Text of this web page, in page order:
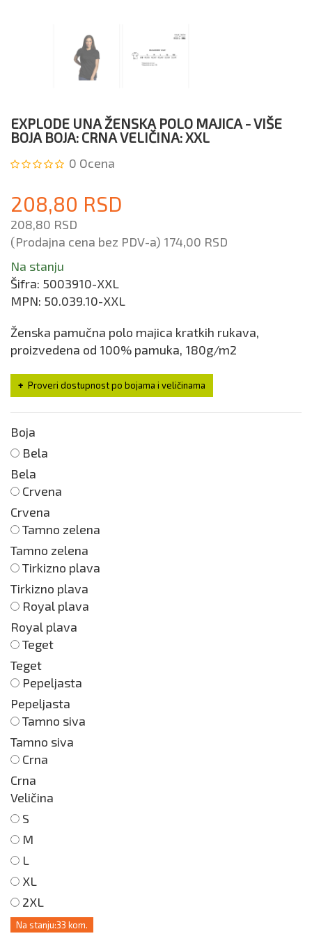
EXPLODE UNA ŽENSKA POLO MAJICA - VIŠE
BOJA BOJA: CRNA VELIČINA: XXL
0 Ocena
208,80 RSD
208,80 RSD
(Prodajna cena bez PDV-a) 174,00 RSD
Na stanju
Šifra: 5003910-XXL
MPN: 50.039.10-XXL
Ženska pamučna polo majica kratkih rukava,
proizvedena od 100% pamuka, 180g/m2
Proveri dostupnost po bojama i veličinama
Boja
Bela
Bela
Crvena
Crvena
Tamno zelena
Tamno zelena
Tirkizno plava
Tirkizno plava
Royal plava
Royal plava
Teget
Teget
Pepeljasta
Pepeljasta
Tamno siva
Tamno siva
Crna
Crna
Veličina
S
M
L
XL
2XL
Na stanju:33 kom.